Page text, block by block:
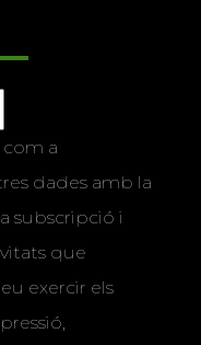
com a
dades amb la
subscripció i
que
exercir els